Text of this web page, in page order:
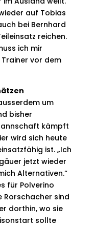
auf Tobias
bei Bernhard
reichen.
ich mir
vor dem
um
bisher
kämpft
wird sich heute
ist. „Ich
jetzt wieder
Alternativen.“
für Polverino
Rorschacher sind
dorthin, wo sie
sollte